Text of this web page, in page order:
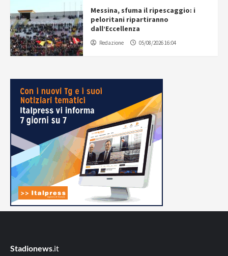
Messina, sfuma il ripescaggio: i
peloritani ripartiranno
dall’Eccellenza
Redazione 05/08/2026 16:04
Stadionews.it